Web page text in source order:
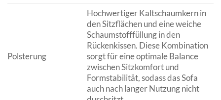
Polsterung
Hochwertiger Kaltschaumkern in
den Sitzflächen und eine weiche
Schaumstofffüllung in den
Rückenkissen. Diese Kombination
sorgt für eine optimale Balance
zwischen Sitzkomfort und
Formstabilität, sodass das Sofa
auch nach langer Nutzung nicht